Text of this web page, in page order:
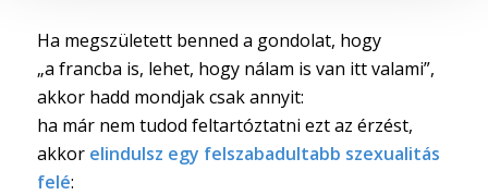
Ha megszületett benned a gondolat, hogy
„a francba is, lehet, hogy nálam is van itt valami”,
akkor hadd mondjak csak annyit:
ha már nem tudod feltartóztatni ezt az érzést,
akkor elindulsz egy felszabadultabb szexualitás
felé: